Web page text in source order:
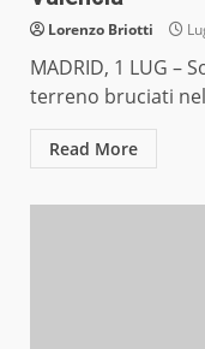
Lorenzo Briotti
MADRID, 1 LUG –
terreno bruciati
Read More